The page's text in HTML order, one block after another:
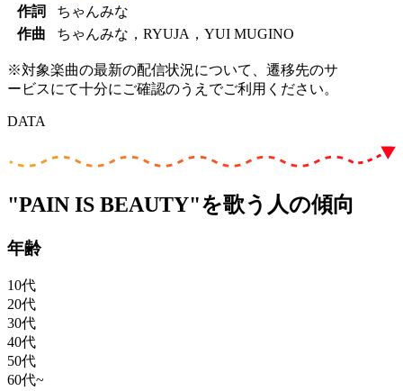
作詞
ちゃんみな
作曲
ちゃんみな，RYUJA，YUI MUGINO
※対象楽曲の最新の配信状況について、遷移先のサ
ービスにて十分にご確認のうえでご利用ください。
DATA
"PAIN IS BEAUTY"を歌う人の傾向
年齢
10代
20代
30代
40代
50代
60代~